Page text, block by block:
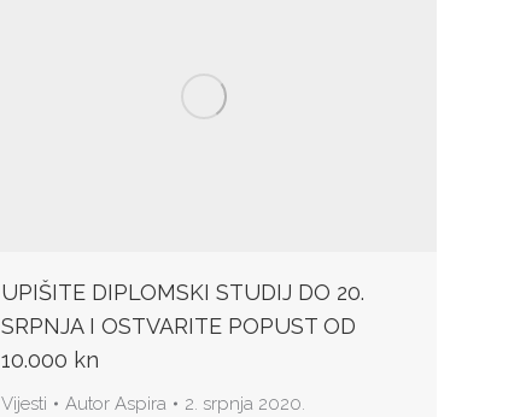
UPIŠITE DIPLOMSKI STUDIJ DO 20.
SRPNJA I OSTVARITE POPUST OD
10.000 kn
Vijesti Autor Aspira 2. srpnja 2020.